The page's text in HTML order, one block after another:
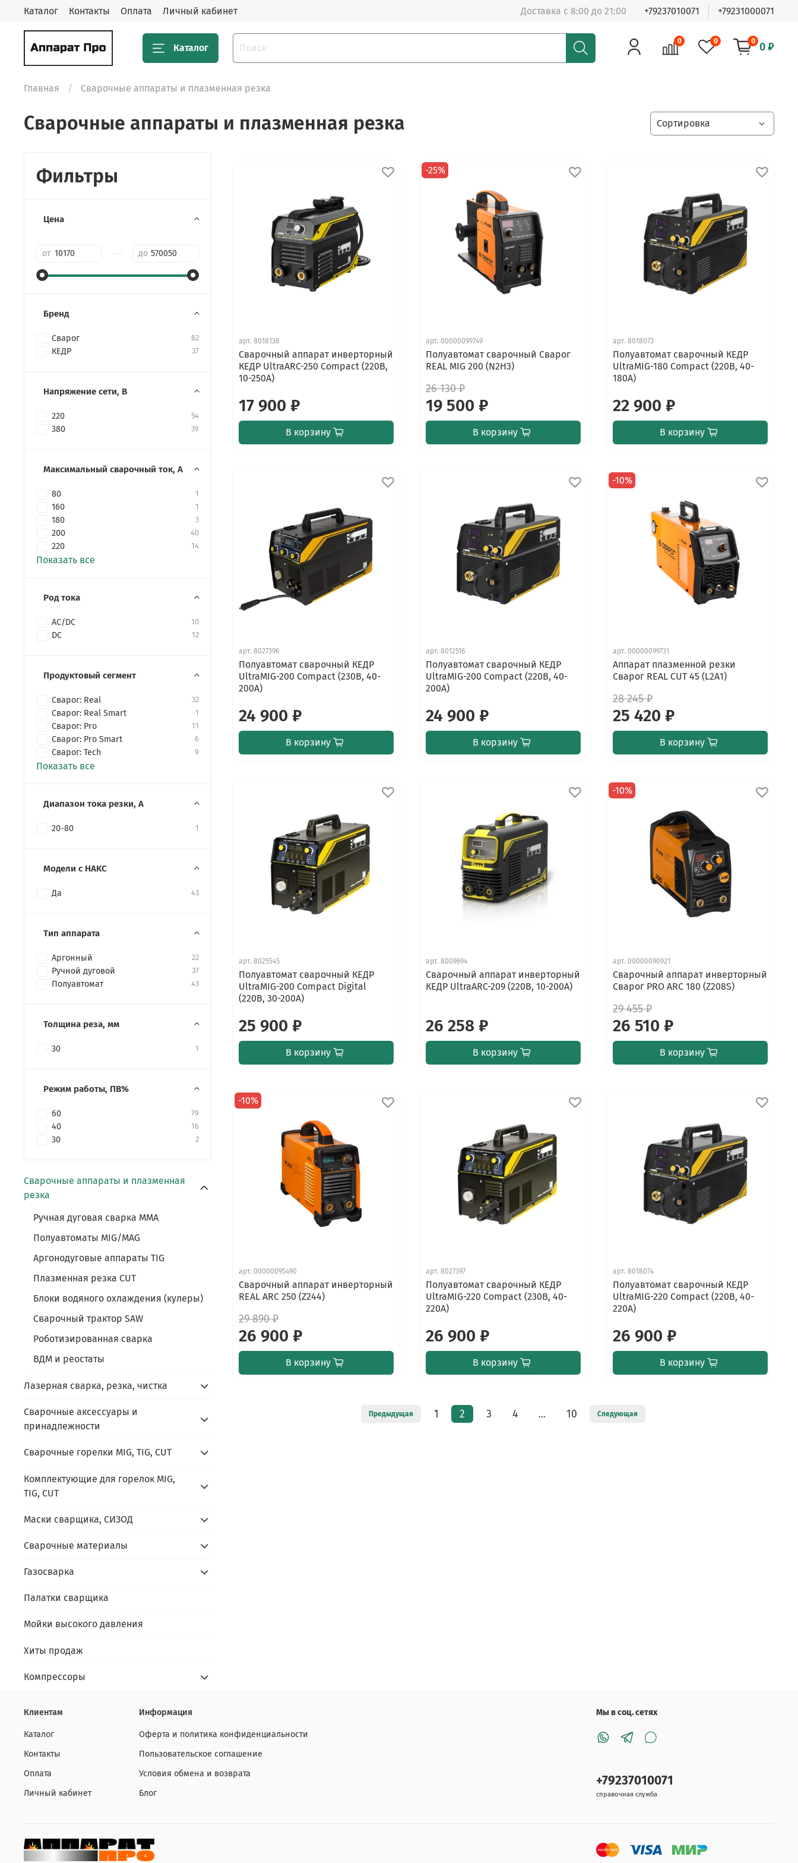
Каталог Контакты Оплата Личный кабинет Доставка с 8:00 до 21:00 +79237010071 +79231000071
Каталог
0 0 0 0 ₽
Главная Сварочные аппараты и плазменная резка
Сварочные аппараты и плазменная резка
арт.8018138
Сварочный аппарат инверторный
КЕДР UltraARC-250 Compact (220В,
10-250А)
17 900 ₽
В корзину
-25%
арт.00000099749
Полуавтомат сварочный Сварог
REAL MIG 200 (N2H3)
26 130 ₽
19 500 ₽
В корзину
арт.8018073
Полуавтомат сварочный КЕДР
UltraMIG-180 Compact (220В, 40-
180А)
22 900 ₽
В корзину
арт.8027396
Полуавтомат сварочный КЕДР
UltraMIG-200 Compact (230В, 40-
200А)
24 900 ₽
В корзину
арт.8012516
Полуавтомат сварочный КЕДР
UltraMIG-200 Compact (220В, 40-
200А)
24 900 ₽
В корзину
-10%
арт.00000099731
Аппарат плазменной резки
Сварог REAL CUT 45 (L2А1)
28 245 ₽
25 420 ₽
В корзину
арт.8025545
Полуавтомат сварочный КЕДР
UltraMIG-200 Compact Digital
(220В, 30-200А)
25 900 ₽
В корзину
арт.8009694
Сварочный аппарат инверторный
КЕДР UltraARC-209 (220В, 10-200А)
26 258 ₽
В корзину
-10%
арт.00000090921
Сварочный аппарат инверторный
Сварог PRO ARC 180 (Z208S)
29 455 ₽
26 510 ₽
В корзину
-10%
арт.00000095490
Сварочный аппарат инверторный
REAL ARC 250 (Z244)
29 890 ₽
26 900 ₽
В корзину
арт.8027397
Полуавтомат сварочный КЕДР
UltraMIG-220 Compact (230В, 40-
220А)
26 900 ₽
В корзину
арт.8018074
Полуавтомат сварочный КЕДР
UltraMIG-220 Compact (220В, 40-
220А)
26 900 ₽
В корзину
Предыдущая 1 2 3 4 … 10 Следующая
Фильтры
Цена
от до
Бренд
Сварог 82
КЕДР 37
Напряжение сети, В
220 54
380 39
Максимальный сварочный ток, А
80 1
160 1
180 3
200 40
220 14
Показать все
Род тока
AC/DC 10
DC 12
Продуктовый сегмент
Сварог: Real 32
Сварог: Real Smart 1
Сварог: Pro 11
Сварог: Pro Smart 6
Сварог: Tech 9
Показать все
Диапазон тока резки, А
20-80 1
Модели с НAKC
Да 43
Тип аппарата
Аргонный 22
Ручной дуговой 37
Полуавтомат 43
Толщина реза, мм
30 1
Режим работы, ПВ%
60 79
40 16
30 2
Сварочные аппараты и плазменная
резка
Ручная дуговая сварка ММА
Полуавтоматы MIG/MAG
Аргонодуговые аппараты TIG
Плазменная резка CUT
Блоки водяного охлаждения (кулеры)
Сварочный трактор SAW
Роботизированная сварка
ВДМ и реостаты
Лазерная сварка, резка, чистка
Сварочные аксессуары и
принадлежности
Сварочные горелки MIG, TIG, CUT
Комплектующие для горелок MIG,
TIG, CUT
Маски сварщика, СИЗОД
Сварочные материалы
Газосварка
Палатки сварщика
Мойки высокого давления
Хиты продаж
Компрессоры
Клиентам
Каталог
Контакты
Оплата
Личный кабинет
Информация
Оферта и политика конфиденциальности
Пользовательское соглашение
Условия обмена и возврата
Блог
Мы в соц. сетях
+79237010071
справочная служба